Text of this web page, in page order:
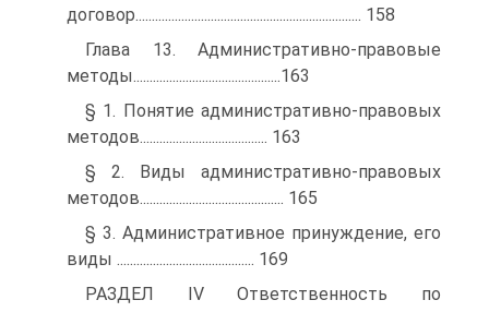
договор..................................................................... 158
Глава 13. Административно-правовые
методы.............................................163
§ 1. Понятие административно-правовых
методов....................................... 163
§ 2. Виды административно-правовых
методов............................................ 165
§ 3. Административное принуждение, его
виды .......................................... 169
РАЗДЕЛ IV Ответственность по